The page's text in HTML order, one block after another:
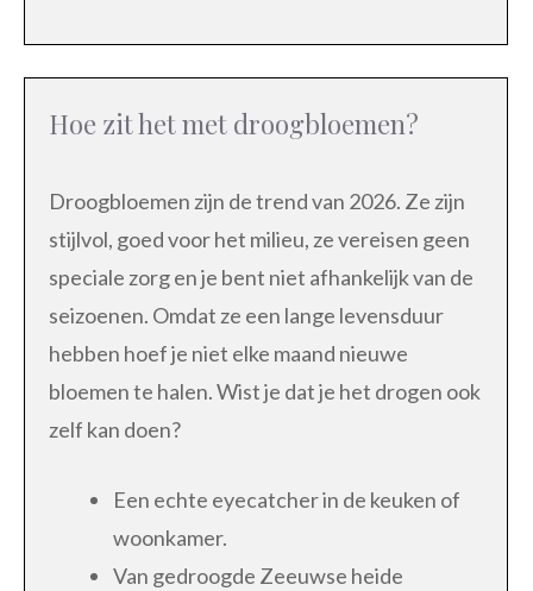
Hoe zit het met droogbloemen?
Droogbloemen zijn de trend van 2026. Ze zijn
stijlvol, goed voor het milieu, ze vereisen geen
speciale zorg en je bent niet afhankelijk van de
seizoenen. Omdat ze een lange levensduur
hebben hoef je niet elke maand nieuwe
bloemen te halen. Wist je dat je het drogen ook
zelf kan doen?
Een echte eyecatcher in de keuken of
woonkamer.
Van gedroogde Zeeuwse heide